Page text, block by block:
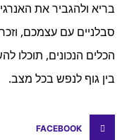
בריא ולהגביר את
סבלניים עם עצמכם,
הכלים הנכונים, תוכלו
בין גוף לנפש בכל מצב.
FACEBOOK